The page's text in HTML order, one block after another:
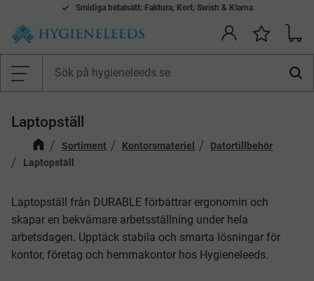
Meny
Mina önskelistor Produkter
Smidiga betalsätt: Faktura, Kort, Swish & Klarna
Laptopställ
Sortiment Kontorsmateriel
Datortillbehör
Laptopställ
Laptopställ från DURABLE förbättrar ergonomin och
skapar en bekvämare arbetsställning under hela
arbetsdagen. Upptäck stabila och smarta lösningar för
kontor, företag och hemmakontor hos Hygieneleeds.